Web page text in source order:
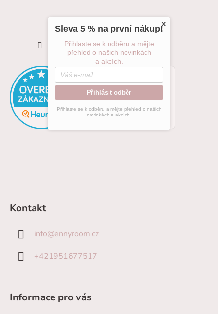
Sledovat na Instagramu
Kontakt
info@ennyroom.cz
+421951677517
Informace pro vás
×
Sleva 5 % na první nákup!
Přihlaste se k odběru a mějte
přehled o našich novinkách
a akcích.
Přihlásit odběr
Přihlaste se k odběru a mějte přehled o našich
novinkách a akcích.